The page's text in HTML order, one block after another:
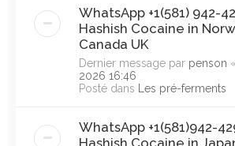
WhatsApp +1(581) 942-
Hashish Cocaine in
Canada UK
Dernier message par penson
2026 16:46
Posté dans Les pré-ferments
WhatsApp +1(581)942-
Hashish Cocaine in